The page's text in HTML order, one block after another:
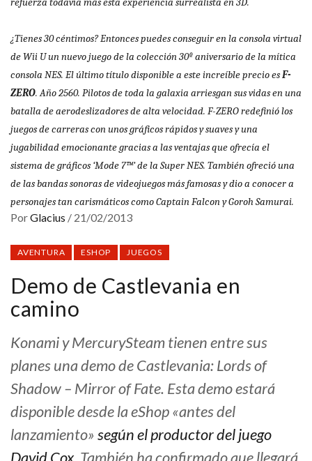
refuerza todavía más esta experiencia surrealista en 3D.
¿Tienes 30 céntimos? Entonces puedes conseguir en la consola virtual
de Wii U un nuevo juego de la colección 30º aniversario de la mítica
consola NES. El último título disponible a este increíble precio esF-
ZERO. Año 2560. Pilotos de toda la galaxia arriesgan sus vidas en una
batalla de aerodeslizadores de alta velocidad. F-ZERO redefinió los
juegos de carreras con unos gráficos rápidos y suaves y una
jugabilidad emocionante gracias a las ventajas que ofrecía el
sistema de gráficos ‘Mode 7™’ de la Super NES. También ofreció una
de las bandas sonoras de videojuegos más famosas y dio a conocer a
personajes tan carismáticos como Captain Falcon y Goroh Samurai.
PorGlacius / 21/02/2013
AVENTURA ESHOP JUEGOS
Demo de Castlevania en
camino
Konami y MercurySteam tienen entre sus
planes una demo de Castlevania: Lords of
Shadow – Mirror of Fate. Esta demo estará
disponible desde la eShop «antes del
lanzamiento» según el productor del juego